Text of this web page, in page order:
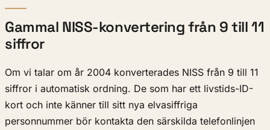
Gammal NISS-konvertering från 9 till 11
siffror
Om vi talar om år 2004 konverterades NISS från 9 till 11
siffror i automatisk ordning. De som har ett livstids-ID-
kort och inte känner till sitt nya elvasiffriga
personnummer bör kontakta den särskilda telefonlinjen